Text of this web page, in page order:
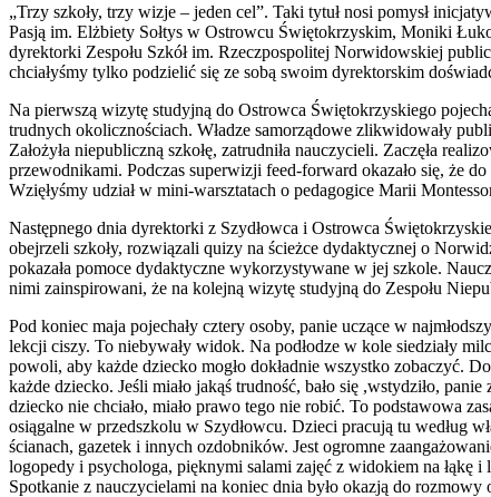
„Trzy szkoły, trzy wizje – jeden cel”. Taki tytuł nosi pomysł
Pasją im. Elżbiety Sołtys w Ostrowcu Świętokrzyskim, Moniki
dyrektorki Zespołu Szkół im. Rzeczpospolitej Norwidowskiej
chciałyśmy tylko podzielić się ze sobą swoim dyrektorskim
Na pierwszą wizytę studyjną do Ostrowca Świętokrzyskiego
trudnych okolicznościach. Władze samorządowe zlikwidowały
Założyła niepubliczną szkołę, zatrudniła nauczycieli. Zaczęła
przewodnikami. Podczas superwizji feed-forward okazało się, że
Wzięłyśmy udział w mini-warsztatach o pedagogice Marii
Następnego dnia dyrektorki z Szydłowca i Ostrowca
obejrzeli szkoły, rozwiązali quizy na ścieżce dydaktycznej o
pokazała pomoce dydaktyczne wykorzystywane w jej szkole.
nimi zainspirowani, że na kolejną wizytę studyjną do Zespołu
Pod koniec maja pojechały cztery osoby, panie uczące w
lekcji ciszy. To niebywały widok. Na podłodze w kole siedziały
powoli, aby każde dziecko mogło dokładnie wszystko zobaczyć.
każde dziecko. Jeśli miało jakąś trudność, bało się ,wstydziło,
dziecko nie chciało, miało prawo tego nie robić. To podstawowa
osiągalne w przedszkolu w Szydłowcu. Dzieci pracują tu według
ścianach, gazetek i innych ozdobników. Jest ogromne
logopedy i psychologa, pięknymi salami zajęć z widokiem na łąkę
Spotkanie z nauczycielami na koniec dnia było okazją do